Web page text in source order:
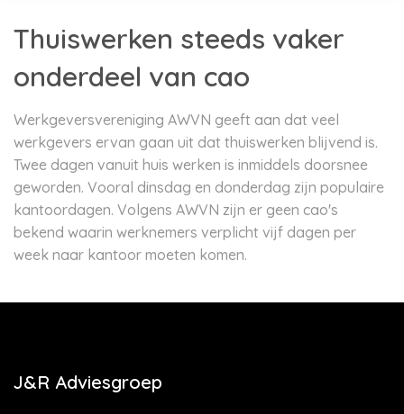
Thuiswerken steeds vaker
onderdeel van cao
Werkgeversvereniging AWVN geeft aan dat veel
werkgevers ervan gaan uit dat thuiswerken blijvend is.
Twee dagen vanuit huis werken is inmiddels doorsnee
geworden. Vooral dinsdag en donderdag zijn populaire
kantoordagen. Volgens AWVN zijn er geen cao's
bekend waarin werknemers verplicht vijf dagen per
week naar kantoor moeten komen.
J&R Adviesgroep